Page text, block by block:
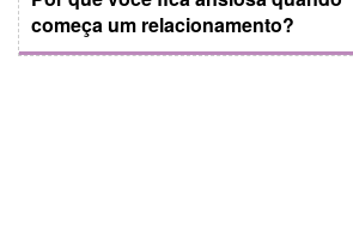
começa um relacionamento?